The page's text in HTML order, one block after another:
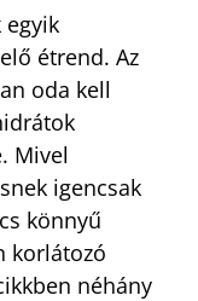
egyik
étrend. Az
oda kell
Mivel
igencsak
könnyű
korlátozó
néhány